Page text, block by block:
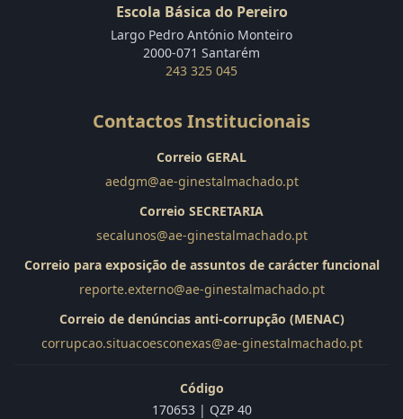
Escola Básica do Pereiro
Largo Pedro António Monteiro
2000-071 Santarém
243 325 045
Contactos Institucionais
Correio GERAL
aedgm@ae-ginestalmachado.pt
Correio SECRETARIA
secalunos@ae-ginestalmachado.pt
Correio para exposição de assuntos de carácter funcional
reporte.externo@ae-ginestalmachado.pt
Correio de denúncias anti-corrupção (MENAC)
corrupcao.situacoesconexas@ae-ginestalmachado.pt
Código
170653 | QZP 40